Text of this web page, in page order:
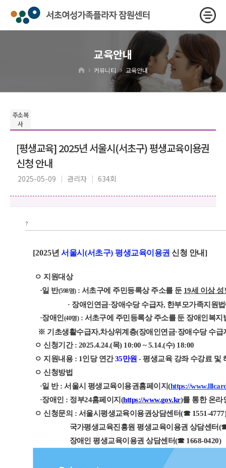
교육안내
› 커뮤니티 › 교육안내
주소복
사
[평생교육] 2025년 서울시(서초구) 평생교육이용권
신청 안내
2025-05-09 관리자 634회
?
[2025년 서울시 (서초구) 평생교육이용권 신청 안내]
ㅇ 지원대상
·일 반(598명) : 서초구에 주민등록상 주소를 둔 19세 이상
· 장애인연금·장애수당 수급자, 한부모가족지원
·장애인(40명) : 서초구에 주민등록상 주소를 둔 장애인복
※ 기초생활수급자,차상위계층(장애인연금·장애수당 수급
ㅇ신청기간: 2025.4.24.(목) 10:00 ~ 5.14.(수) 18:00
ㅇ 지원내용 : 1인당 연간35만원-평생교육 강좌 수강료 및
ㅇ 신청방법
·일 반:서울시 평생교육이용권홈페이지(https://
·장애인 : 정부24홈페이지 (https://www.gov.kr)를 통한온라
ㅇ 신청문의 : 서울시평생교육이용권상담센터(☎ 1551-
국가평생교육진흥원 평생교육이용권 상담센터(
장애인 평생교육이용권 상담센터(☎ 1668-0420)